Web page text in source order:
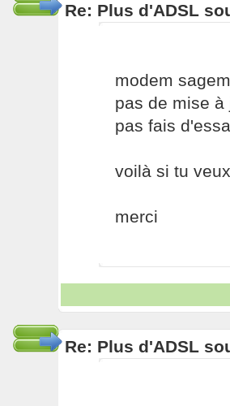
Re: Plus d'ADSL
modem
pas de mise à
pas fais
voilà si tu
merci
Re: Plus d'ADSL